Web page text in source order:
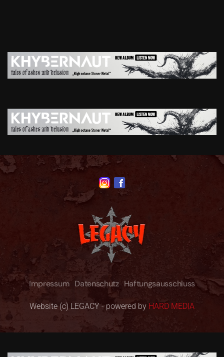
Impressum Datenschutz Haftungsausschluss
Website (c) LEGACY - powered by HARD MEDIA